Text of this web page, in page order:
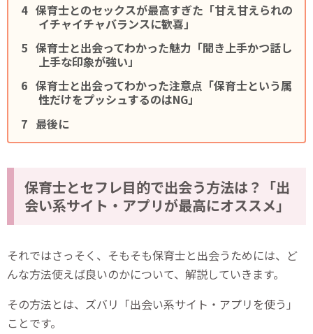
保育士とのセックスが最高すぎた「甘え甘えられの
イチャイチャバランスに歓喜」
保育士と出会ってわかった魅力「聞き上手かつ話し
上手な印象が強い」
保育士と出会ってわかった注意点「保育士という属
性だけをプッシュするのはNG」
最後に
保育士とセフレ目的で出会う方法は？「出
会い系サイト・アプリが最高にオススメ」
それではさっそく、そもそも保育士と出会うためには、ど
んな方法使えば良いのかについて、解説していきます。
その方法とは、ズバリ「出会い系サイト・アプリを使う」
ことです。